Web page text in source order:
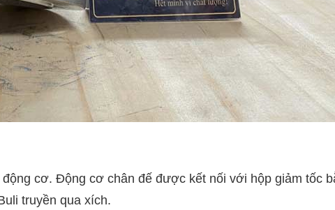
cơ. Động cơ chân đế được kết nối với hộp giảm tốc
truyền qua xích.